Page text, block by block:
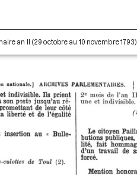
an II (29 octobre au 10 novembre 1793)